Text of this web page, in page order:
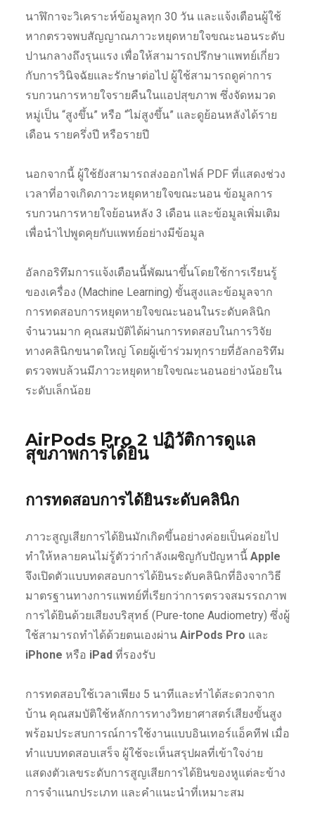
นาฬิกาจะวิเคราะห์ข้อมูลทุก 30 วัน และแจ้งเตือนผู้ใช้
หากตรวจพบสัญญาณภาวะหยุดหายใจขณะนอนระดับ
ปานกลางถึงรุนแรง เพื่อให้สามารถปรึกษาแพทย์เกี่ยว
กับการวินิจฉัยและรักษาต่อไป ผู้ใช้สามารถดูค่าการ
รบกวนการหายใจรายคืนในแอปสุขภาพ ซึ่งจัดหมวด
หมู่เป็น “สูงขึ้น” หรือ “ไม่สูงขึ้น” และดูย้อนหลังได้ราย
เดือน รายครึ่งปี หรือรายปี
นอกจากนี้ ผู้ใช้ยังสามารถส่งออกไฟล์ PDF ที่แสดงช่วง
เวลาที่อาจเกิดภาวะหยุดหายใจขณะนอน ข้อมูลการ
รบกวนการหายใจย้อนหลัง 3 เดือน และข้อมูลเพิ่มเติม
เพื่อนำไปพูดคุยกับแพทย์อย่างมีข้อมูล
อัลกอริทึมการแจ้งเตือนนี้พัฒนาขึ้นโดยใช้การเรียนรู้
ของเครื่อง (Machine Learning) ขั้นสูงและข้อมูลจาก
การทดสอบการหยุดหายใจขณะนอนในระดับคลินิก
จำนวนมาก คุณสมบัติได้ผ่านการทดสอบในการวิจัย
ทางคลินิกขนาดใหญ่ โดยผู้เข้าร่วมทุกรายที่อัลกอริทึม
ตรวจพบล้วนมีภาวะหยุดหายใจขณะนอนอย่างน้อยใน
ระดับเล็กน้อย
AirPods Pro 2 ปฏิวัติการดูแล
สุขภาพการได้ยิน
การทดสอบการได้ยินระดับคลินิก
ภาวะสูญเสียการได้ยินมักเกิดขึ้นอย่างค่อยเป็นค่อยไป
ทำให้หลายคนไม่รู้ตัวว่ากำลังเผชิญกับปัญหานี้ Apple
จึงเปิดตัวแบบทดสอบการได้ยินระดับคลินิกที่อิงจากวิธี
มาตรฐานทางการแพทย์ที่เรียกว่าการตรวจสมรรถภาพ
การได้ยินด้วยเสียงบริสุทธ์ (Pure-tone Audiometry) ซึ่งผู้
ใช้สามารถทำได้ด้วยตนเองผ่าน AirPods Pro และ
iPhone หรือ iPadที่รองรับ
การทดสอบใช้เวลาเพียง 5 นาทีและทำได้สะดวกจาก
บ้าน คุณสมบัติใช้หลักการทางวิทยาศาสตร์เสียงขั้นสูง
พร้อมประสบการณ์การใช้งานแบบอินเทอร์แอ็คทีฟ เมื่อ
ทำแบบทดสอบเสร็จ ผู้ใช้จะเห็นสรุปผลที่เข้าใจง่าย
แสดงตัวเลขระดับการสูญเสียการได้ยินของหูแต่ละข้าง
การจำแนกประเภท และคำแนะนำที่เหมาะสม